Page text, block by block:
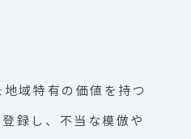
域特有の価値を持つ
録し、不当な模倣や